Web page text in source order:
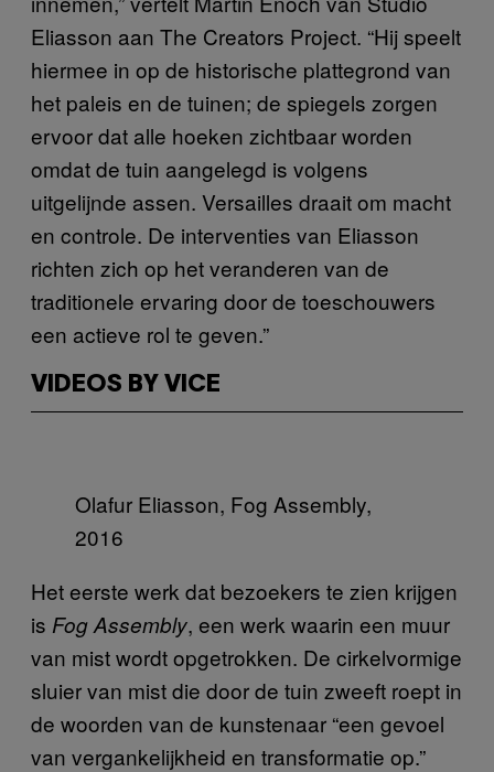
Eliasson aan The Creators Project. “Hij speelt
hiermee in op de historische plattegrond van
het paleis en de tuinen; de spiegels zorgen
ervoor dat alle hoeken zichtbaar worden
omdat de tuin aangelegd is volgens
uitgelijnde assen. Versailles draait om macht
en controle. De interventies van Eliasson
richten zich op het veranderen van de
traditionele ervaring door de toeschouwers
een actieve rol te geven.”
VIDEOS BY VICE
Olafur Eliasson, Fog Assembly,
2016
Het eerste werk dat bezoekers te zien krijgen
is Fog Assembly, een werk waarin een muur
van mist wordt opgetrokken. De cirkelvormige
sluier van mist die door de tuin zweeft roept in
de woorden van de kunstenaar “een gevoel
van vergankelijkheid en transformatie op.”